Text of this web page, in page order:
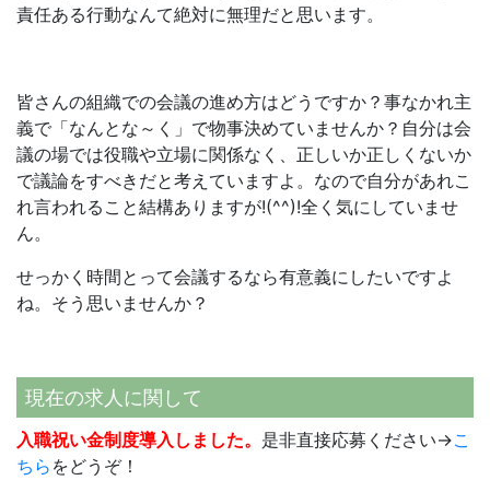
責任ある行動なんて絶対に無理だと思います。
皆さんの組織での会議の進め方はどうですか？事なかれ主
義で「なんとな～く」で物事決めていませんか？自分は会
議の場では役職や立場に関係なく、正しいか正しくないか
で議論をすべきだと考えていますよ。なので自分があれこ
れ言われること結構ありますが!(^^)!全く気にしていませ
ん。
せっかく時間とって会議するなら有意義にしたいですよ
ね。そう思いませんか？
現在の求人に関して
入職祝い金制度導入しました。 是非直接応募ください→こ
ちら をどうぞ！